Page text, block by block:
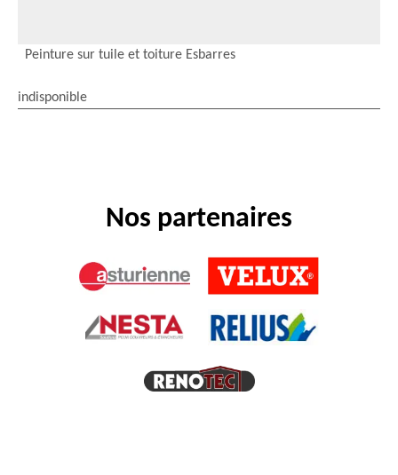
Peinture sur tuile et toiture Esbarres
indisponible
Nos partenaires